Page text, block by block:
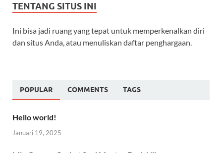
TENTANG SITUS INI
Ini bisa jadi ruang yang tepat untuk memperkenalkan diri
dan situs Anda, atau menuliskan daftar penghargaan.
POPULAR COMMENTS TAGS
Hello world!
Januari 19, 2025